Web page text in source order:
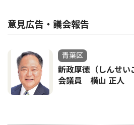
意見広告・議会報告
青葉区
新政厚徳（しんせ
会議員 横山 正人